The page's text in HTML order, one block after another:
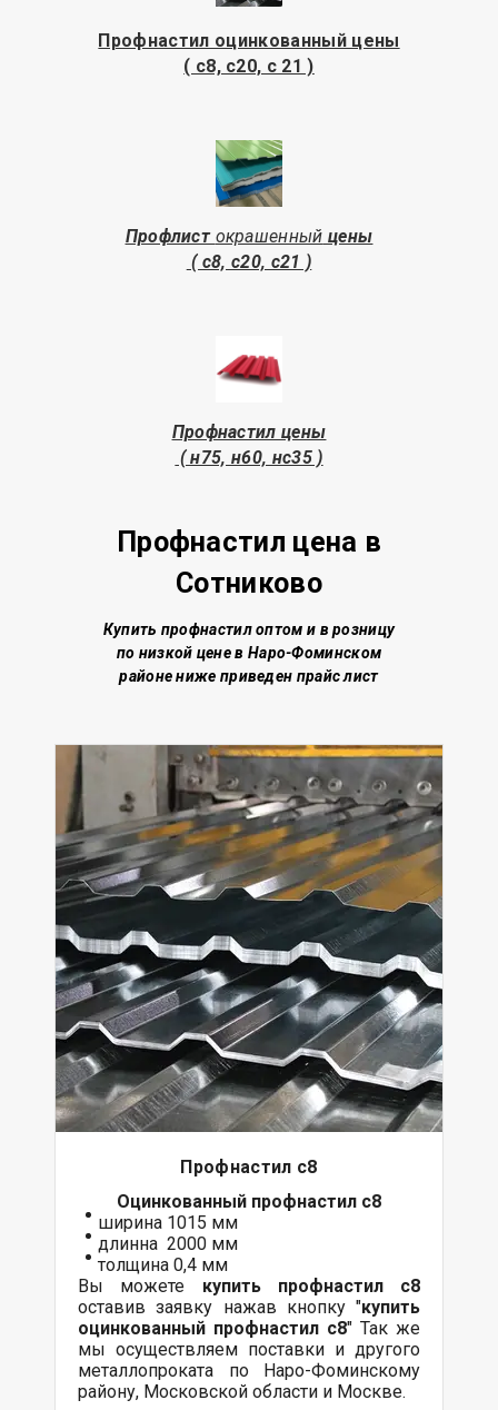
Профнастил оцинкованный цены
( с8, с20, с 21 )
Профлист окрашенный цены
( с8, с20, с21 )
Профнастил цены
( н75, н60, нс35 )
Профнастил цена в
Сотниково
Купить профнастил оптом и в розницу
по низкой ценев Наро-Фоминском
районениже приведен прайс лист
Профнастил с8
Оцинкованный профнастил с8
ширина 1015 мм
длинна 2000 мм
толщина 0,4 мм
Вы можете купить профнастил с8
оставив заявку нажав кнопку "купить
оцинкованный профнастил с8" Так же
мы осуществляем поставки и другого
металлопроката по Наро-Фоминскому
району, Московской области и Москве.